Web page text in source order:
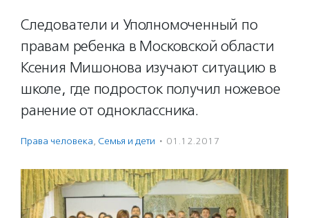
Следователи и Уполномоченный по
правам ребенка в Московской области
Ксения Мишонова изучают ситуацию в
школе, где подросток получил ножевое
ранение от одноклассника.
Права человека, Семья и дети · 01.12.2017